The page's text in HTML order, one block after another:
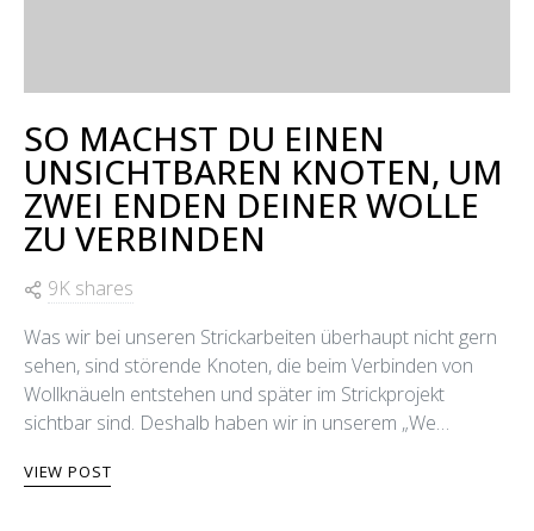
SO MACHST DU EINEN
UNSICHTBAREN KNOTEN, UM
ZWEI ENDEN DEINER WOLLE
ZU VERBINDEN
9K shares
Was wir bei unseren Strickarbeiten überhaupt nicht gern
sehen, sind störende Knoten, die beim Verbinden von
Wollknäueln entstehen und später im Strickprojekt
sichtbar sind. Deshalb haben wir in unserem „We…
VIEW POST